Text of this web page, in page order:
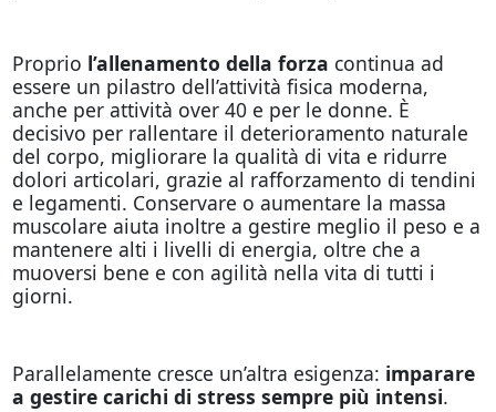
Proprio l’allenamento della forza continua ad
essere un pilastro dell’attività fisica moderna,
anche per attività over 40 e per le donne. È
decisivo per rallentare il deterioramento naturale
del corpo, migliorare la qualità di vita e ridurre
dolori articolari, grazie al rafforzamento di tendini
e legamenti. Conservare o aumentare la massa
muscolare aiuta inoltre a gestire meglio il peso e a
mantenere alti i livelli di energia, oltre che a
muoversi bene e con agilità nella vita di tutti i
giorni.
Parallelamente cresce un’altra esigenza: imparare
a gestire carichi di stress sempre più intensi.